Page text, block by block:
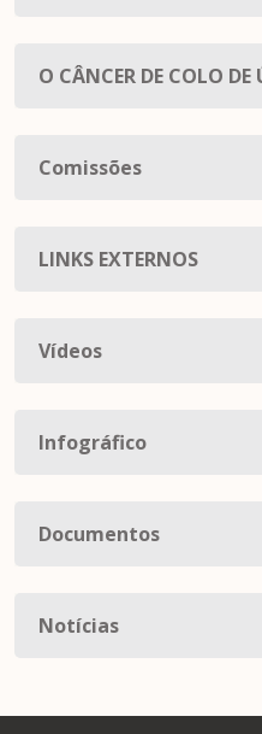
O CÂNCER DE COLO
Comissões
LINKS EXTERNOS
Vídeos
Infográfico
Documentos
Notícias